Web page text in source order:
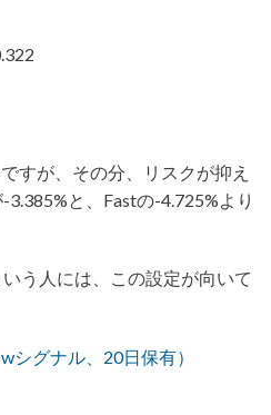
すが、その分、リスクが抑え
と、Fastの-4.725%より
う人には、この設定が向いて
シグナル、20日保有）